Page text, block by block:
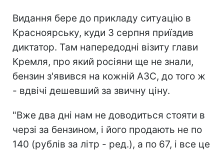
Видання бере до прикладу ситуацію в
Красноярську, куди 3 серпня приїздив
диктатор. Там напередодні візиту глави
Кремля, про який росіяни ще не знали,
бензин з'явився на кожній АЗС, до того ж
- вдвічі дешевший за звичну ціну.
"Вже два дні нам не доводиться стояти в
черзі за бензином, і його продають не по
140 (рублів за літр - ред.), а по 67, і все це